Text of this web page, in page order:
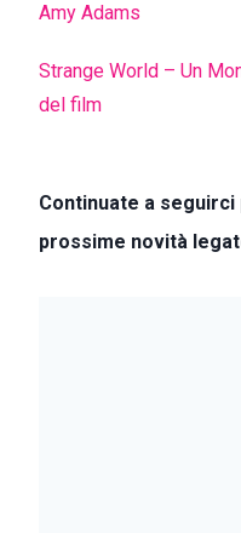
Amy Adams
Strange World – Un
del film
Continuate a
prossime novità